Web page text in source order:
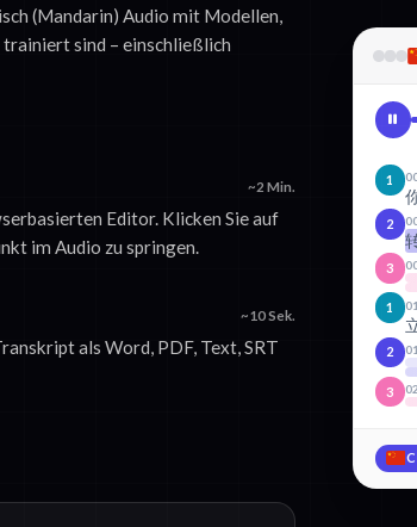
(Mandarin) Audio mit Modellen,
sind – einschließlich
~2 Min.
Editor. Klicken Sie auf
im Audio zu springen.
~10 Sek.
als Word, PDF, Text, SRT
1
2
3
1
2
3